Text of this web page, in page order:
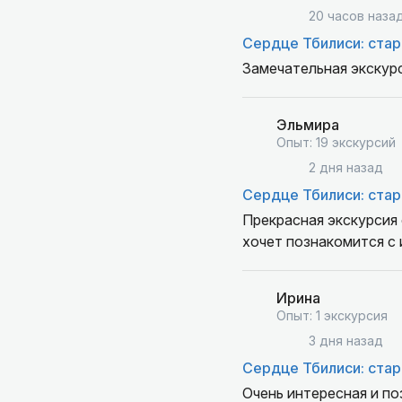
20 часов
Сердце Тбилиси:
Замечательная
Эльмира
Опыт: 19 экскурсий
2 дня назад
Сердце Тбилиси:
Прекрасная
хочет познакомится с
Ирина
Опыт: 1 экскурсия
3 дня назад
Сердце Тбилиси:
Очень интересная и